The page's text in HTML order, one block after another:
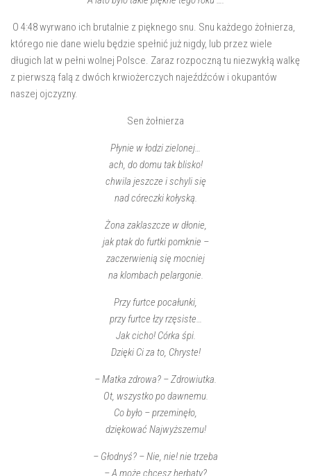
O 4:48 wyrwano ich brutalnie z pięknego snu. Snu każdego żołnierza,
którego nie dane wielu będzie spełnić już nigdy, lub przez wiele
długich lat w pełni wolnej Polsce. Zaraz rozpoczną tu niezwykłą walkę
z pierwszą falą z dwóch krwiożerczych najeźdźców i okupantów
naszej ojczyzny.
Sen żołnierza
Płynie w łodzi zielonej…
ach, do domu tak blisko!
chwila jeszcze i schyli się
nad córeczki kołyską.
Żona zaklaszcze w dłonie,
jak ptak do furtki pomknie –
zaczerwienią się mocniej
na klombach pelargonie.
Przy furtce pocałunki,
przy furtce łzy rzęsiste…
Jak cicho! Córka śpi.
Dzięki Ci za to, Chryste!
– Matka zdrowa? – Zdrowiutka.
Ot, wszystko po dawnemu.
Co było – przeminęło,
dziękować Najwyższemu!
– Głodnyś? – Nie, nie! nie trzeba
– A może chcesz herbaty?